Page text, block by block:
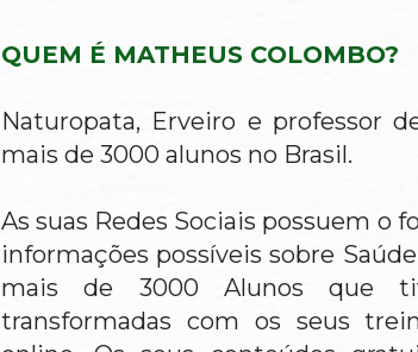
QUEM É MATHEUS COLOMBO?
Naturopata, Erveiro e professor
mais de 3000 alunos no Brasil.
As suas Redes Sociais possuem o
informações possíveis sobre
mais de 3000 Alunos que
transformadas com os seus